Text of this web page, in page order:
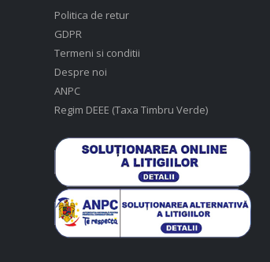
Politica de retur
GDPR
Termeni si conditii
Despre noi
ANPC
Regim DEEE (Taxa Timbru Verde)